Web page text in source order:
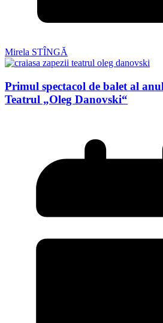
Mirela STÎNGĂ
Primul spectacol de balet al
Teatrul „Oleg Danovski“